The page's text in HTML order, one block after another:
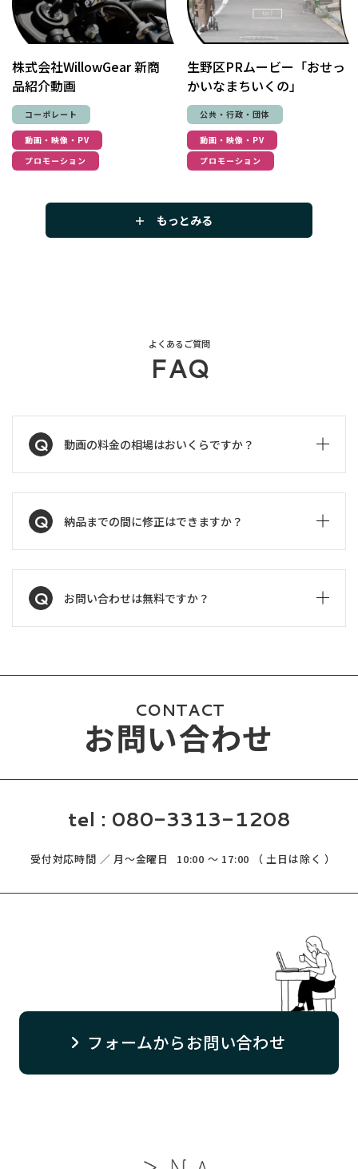
株式会社WillowGear 新商
品紹介動画
コーポレート
動画・映像・PV
プロモーション
生野区PRムービー「おせっ
かいなまちいくの」
公共・行政・団体
動画・映像・PV
プロモーション
もっとみる
よくあるご質問
FAQ
Q 動画の料金の相場はおいくらですか？
Q 納品までの間に修正はできますか？
Q お問い合わせは無料ですか？
CONTACT
お問い合わせ
tel : 080-3313-1208
受付対応時間 ／ 月～金曜日 10:00 ～ 17:00 （ 土日は除く ）
フォームからお問い合わせ